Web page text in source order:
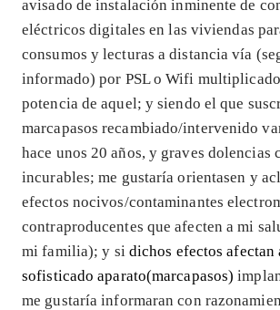
avisado de instalación inminente de
eléctricos digitales en las viviendas
consumos y lecturas a distancia vía
informado) por PSL o Wifi
potencia de aquel; y siendo el que
marcapasos recambiado/intervenido
hace unos 20 años, y graves dolencias
incurables; me gustaría orientasen y
efectos nocivos/contaminantes
contraproducentes que afecten a mi
mi familia); y si dichos efectos afectan
sofisticado aparato(marcapasos)
me gustaría informaran con